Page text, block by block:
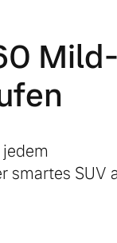
Mild-
smartes SUV